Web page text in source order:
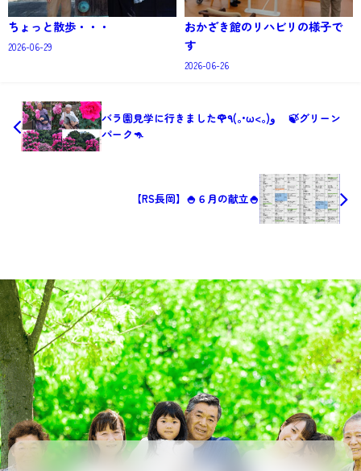
ちょっと散歩・・・
2026-06-29
おかざき館のリハビリの様子で
す
2026-06-26
バラ園見学に行きました🌹٩(｡•ω<｡)و 🍃グリーン
パーク🦘
【RS長岡】🍚６月の献立🍚